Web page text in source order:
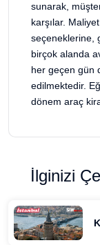
sunarak,
karşılar.
seçeneklerine,
birçok alanda
her geçen gün
edilmektedir.
dönem araç
İlginizi